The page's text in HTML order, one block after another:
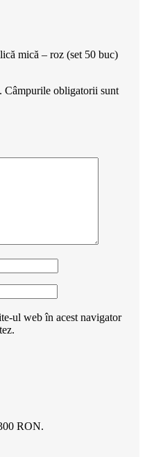
mică – roz (set 50 buc)
Câmpurile obligatorii sunt
ul web în acest navigator
RON.